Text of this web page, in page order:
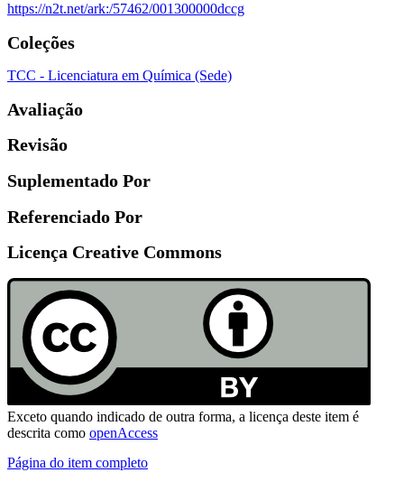
https://n2t.net/ark:/57462/001300000dccg
Coleções
TCC - Licenciatura em Química (Sede)
Avaliação
Revisão
Suplementado Por
Referenciado Por
Licença Creative Commons
Exceto quando indicado de outra forma, a licença deste item é
descrita como openAccess
Página do item completo